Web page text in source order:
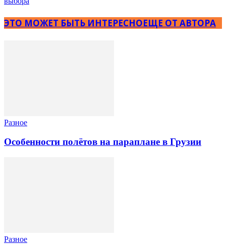
ЭТО МОЖЕТ БЫТЬ ИНТЕРЕСНОЕЩЕ ОТ АВТОРА
Разное
Особенности полётов на параплане в Грузии
Разное